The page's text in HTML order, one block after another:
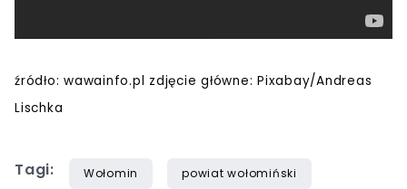
źródło: wawainfo.pl zdjęcie główne: Pixabay/Andreas
Lischka
Tagi: Wołomin powiat wołomiński